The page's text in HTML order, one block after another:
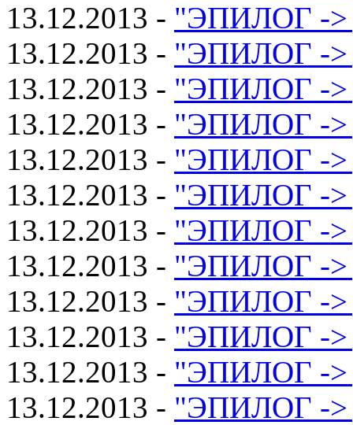
13.12.2013 - "ЭПИЛОГ ->
13.12.2013 - "ЭПИЛОГ ->
13.12.2013 - "ЭПИЛОГ ->
13.12.2013 - "ЭПИЛОГ ->
13.12.2013 - "ЭПИЛОГ ->
13.12.2013 - "ЭПИЛОГ ->
13.12.2013 - "ЭПИЛОГ ->
13.12.2013 - "ЭПИЛОГ ->
13.12.2013 - "ЭПИЛОГ ->
13.12.2013 - "ЭПИЛОГ ->
13.12.2013 - "ЭПИЛОГ ->
13.12.2013 - "ЭПИЛОГ ->